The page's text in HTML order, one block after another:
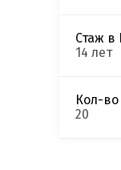
Стаж в
14 лет
Кол-
20